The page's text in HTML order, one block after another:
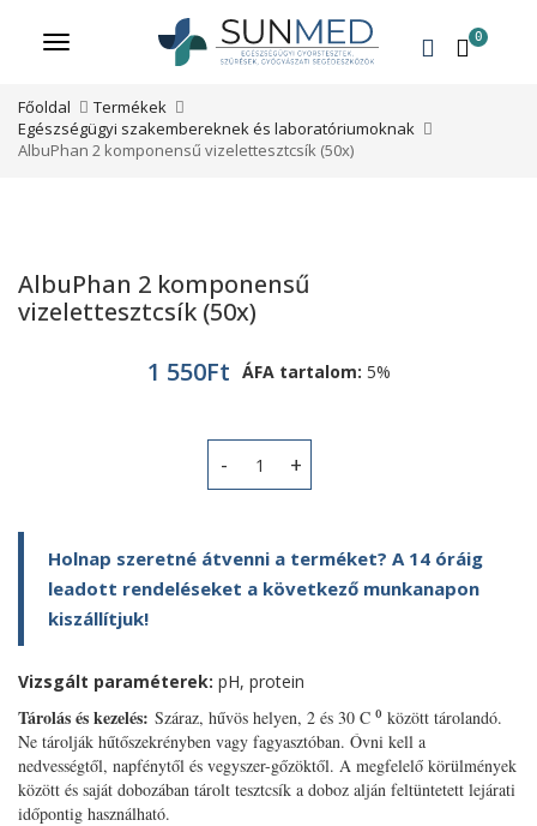
Menü 0
Főoldal
Termékek
Egészségügyi szakembereknek és laboratóriumoknak
AlbuPhan 2 komponensű vizelettesztcsík (50x)
AlbuPhan 2 komponensű
vizelettesztcsík (50x)
1 550Ft ÁFA tartalom: 5%
AlbuPhan 2 komponensű
Holnap szeretné átvenni a terméket? A 14 óráig
leadott rendeléseket a következő munkanapon
kiszállítjuk!
Vizsgált paraméterek: pH, protein
Tárolás és kezelés: Száraz, hűvös helyen, 2 és 30 C ⁰ között tárolandó.
Ne tárolják hűtőszekrényben vagy fagyasztóban. Óvni kell a
nedvességtől, napfénytől és vegyszer-gőzöktől. A megfelelő körülmények
között és saját dobozában tárolt tesztcsík a doboz alján feltüntetett lejárati
időpontig használható.